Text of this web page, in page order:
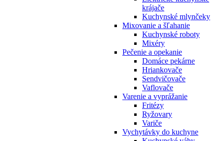
krájače
Kuchynské mlynčeky
Mixovanie a šľahanie
Kuchynské roboty
Mixéry
Pečenie a opekanie
Domáce pekárne
Hriankovače
Sendvičovače
Vaflovače
Varenie a vyprážanie
Fritézy
Ryžovary
Variče
Vychytávky do kuchyne